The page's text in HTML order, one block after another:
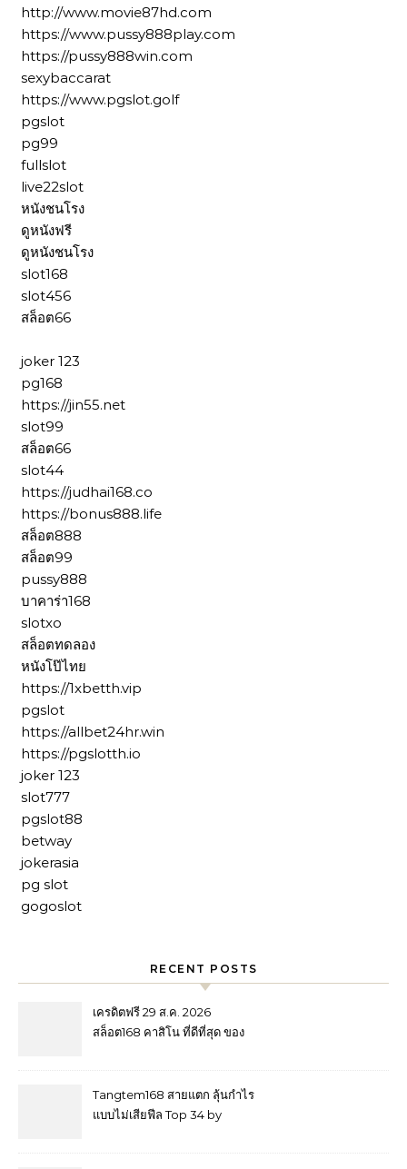
http://www.movie87hd.com
https://www.pussy888play.com
https://pussy888win.com
sexybaccarat
https://www.pgslot.golf
pgslot
pg99
fullslot
live22slot
หนังชนโรง
ดูหนังฟรี
ดูหนังชนโรง
slot168
slot456
สล็อต66
joker 123
pg168
https://jin55.net
slot99
สล็อต66
slot44
https://judhai168.co
https://bonus888.life
สล็อต888
สล็อต99
pussy888
บาคาร่า168
slotxo
สล็อตทดลอง
หนังโป๊ไทย
https://1xbetth.vip
pgslot
https://allbet24hr.win
https://pgslotth.io
joker 123
slot777
pgslot88
betway
jokerasia
pg slot
gogoslot
RECENT POSTS
เครดิตฟรี 29 ส.ค. 2026
สล็อต168 คาสิโน ที่ดีที่สุด ของ
ทุกเกม เครดิตฟรี แจก เครดิตฟรี
เยอะที่สุด Top 44 by Elvin
Tangtem168 สายแตก ลุ้นกำไร
แบบไม่เสียฟีล Top 34 by